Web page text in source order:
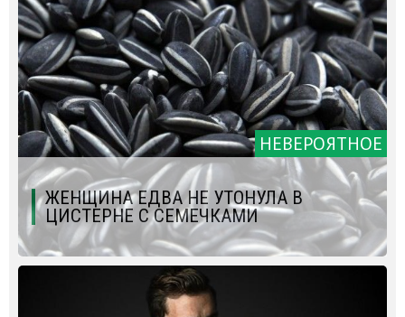
НЕВЕРОЯТНОЕ
ЖЕНЩИНА ЕДВА НЕ УТОНУЛА В
ЦИСТЕРНЕ С СЕМЕЧКАМИ